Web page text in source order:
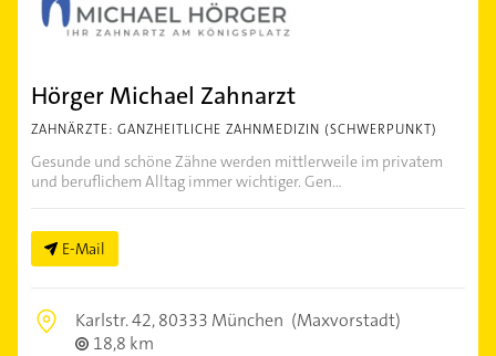
Hörger Michael Zahnarzt
ZAHNÄRZTE: GANZHEITLICHE ZAHNMEDIZIN (SCHWERPUNKT)
Gesunde und schöne Zähne werden mittlerweile im privatem
und beruflichem Alltag immer wichtiger. Gen...
E-Mail
Karlstr. 42,80333 München (Maxvorstadt)
18,8 km